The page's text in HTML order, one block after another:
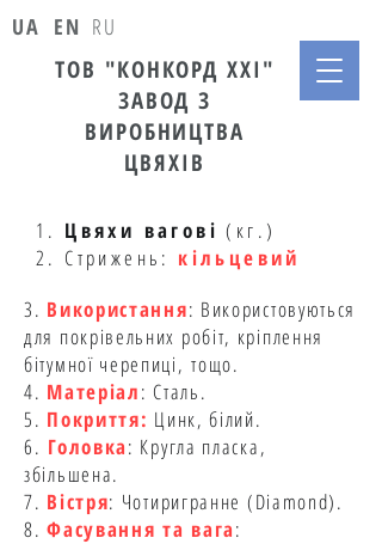
ТОВ "КОНКОРД ХХІ"
ЗАВОД З
ВИРОБНИЦТВА
ЦВЯХІВ
UA EN RU
1. Цвяхи вагові (кг.)
2. Стрижень: кільцевий
3. Використання: Використовуються
для покрівельних робіт, кріплення
бітумної черепиці, тощо.
4. Матеріал: Сталь.
5. Покриття: Цинк, білий.
6. Головка: Кругла пласка,
збільшена.
7. Вістря: Чотиригранне (Diamond).
8.Фасування та вага: